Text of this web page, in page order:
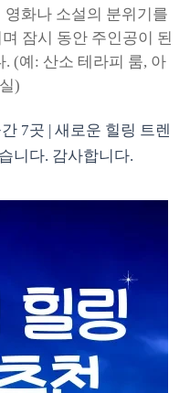
영화나 소설의 분위기를
잠시 동안 주인공이 된
(예: 산소 테라피 룸, 아
)
7곳 | 새로운 힐링 트렌
니다. 감사합니다.